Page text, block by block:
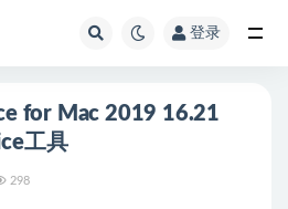
登录
for Mac 2019 16.21
工具
298